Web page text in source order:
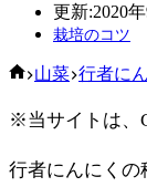
更新:2020
栽培のコツ
ホ
ム
山菜 行者に
※当サイトは、
行者にんにくの